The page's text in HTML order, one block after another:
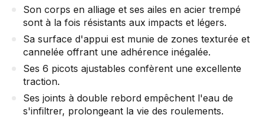
Son corps en alliage et ses ailes en acier trempé
sont à la fois résistants aux impacts et légers.
Sa surface d'appui est munie de zones texturée et
cannelée offrant une adhérence inégalée.
Ses 6 picots ajustables confèrent une excellente
traction.
Ses joints à double rebord empêchent l'eau de
s'infiltrer, prolongeant la vie des roulements.